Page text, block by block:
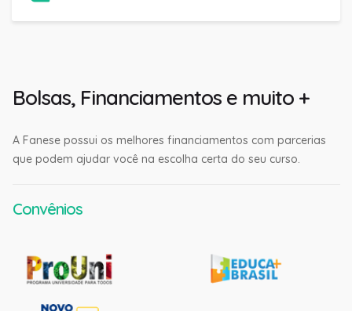
Bolsas, Financiamentos e muito +
A Fanese possui os melhores financiamentos com parcerias
que podem ajudar você na escolha certa do seu curso.
Convênios